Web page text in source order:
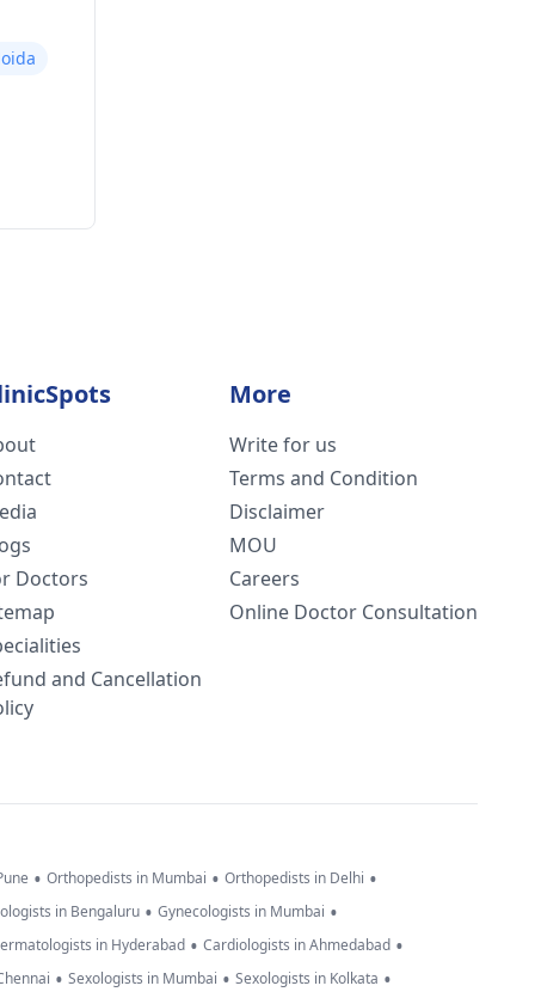
Doctors
and Cancellation
More
Write for us
Terms and Condition
Disclaimer
MOU
Careers
Online Doctor Consultation
• Orthopedists in Mumbai • Orthopedists in Delhi •
in Bengaluru • Gynecologists in Mumbai •
in Hyderabad • Cardiologists in Ahmedabad •
• Sexologists in Mumbai • Sexologists in Kolkata •